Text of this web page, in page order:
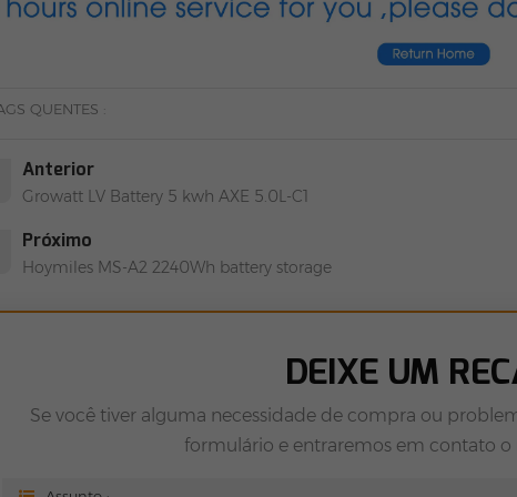
QUENTES :
Anterior
Growatt LV Battery 5 kwh AXE 5.0L-C1
Próximo
Hoymiles MS-A2 2240Wh battery storage
DEIXE UM
Se você tiver alguma necessidade de compra ou
formulário e entraremos em contato o